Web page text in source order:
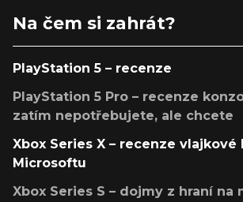
Na čem si zahrát?
PlayStation 5 – recenze
PlayStation 5 Pro – recenze
zatím nepotřebujete, ale chcete
Xbox Series X – recenze vlajkové
Microsoftu
Xbox Series S – dojmy z hraní na